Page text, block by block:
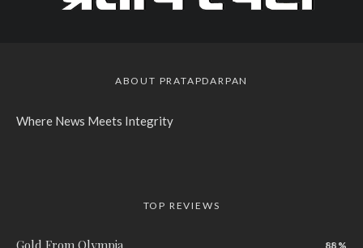
ABOUT PRATAPDARPAN
Where News Meets Integrity
TOP REVIEWS
88